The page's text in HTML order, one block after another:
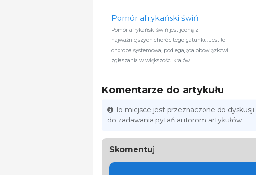
Pomór afrykański świń
Pomór afrykański świń jest jedną z
najważniejszych chorób tego gatunku. Jest to
choroba systemowa, podlegająca obowiązkowi
zgłaszania w większości krajów.
Komentarze do artykułu
To miejsce jest przeznaczone do
do zadawania pytań autorom artykułów
Skomentuj